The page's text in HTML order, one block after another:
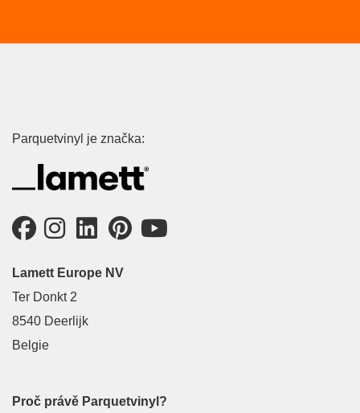
Parquetvinyl je značka:
Lamett Europe NV
Ter Donkt 2
8540 Deerlijk
Belgie
Proč právě Parquetvinyl?